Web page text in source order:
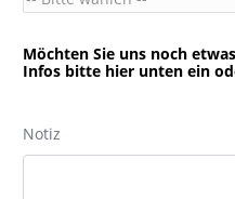
Möchten Sie uns noch
Infos bitte hier unten ein
Notiz